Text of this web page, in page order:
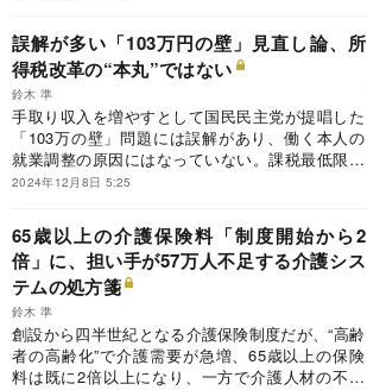
相当規模の歳出効率化がないと難しい。
誤解が多い「103万円の壁」見直し論、所
得税改革の“本丸”ではない
鈴木 準
手取り収入を増やすとして国民民主党が提唱した
「103万の壁」問題には誤解があり、働く本人の
就業調整の原因にはなっていない。課税最低限引
き上げにはいくつかのやり方もあり、どの水準ま
るのかなど大きな構図で議論すべきだ。
2024年12月8日 5:25
65歳以上の介護保険料「制度開始から2
倍」に、担い手が57万人不足する介護シス
テムの処方箋
鈴木 準
創設から四半世紀となる介護保険制度だが、“高齢
者の高齢化”で介護需要が急増、65歳以上の保険
料は既に2倍以上になり、一方で介護人材の不足